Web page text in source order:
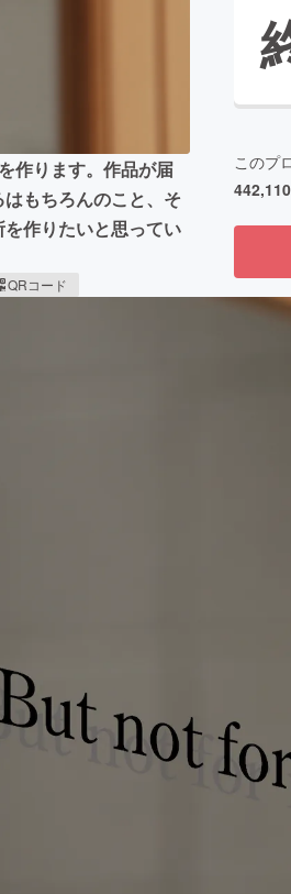
作ります。作品が届
もちろんのこと、そ
作りたいと思ってい
QRコード
このプ
442,110